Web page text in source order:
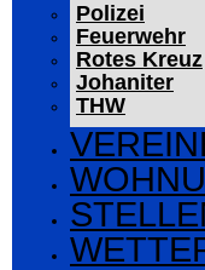
Polizei
Feuerwehr
Rotes Kreuz
Johaniter
THW